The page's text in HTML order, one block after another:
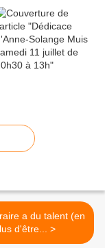
a du talent (en
plus d'être... >